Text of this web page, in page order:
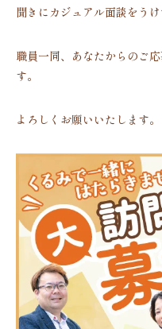
聞きにカジュアル面談をうけ
職員一同、あなたからのご
す。
よろしくお願いいたします。